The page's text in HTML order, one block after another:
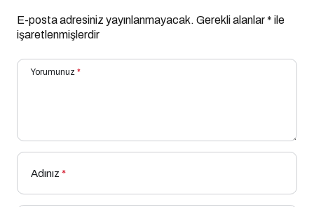
E-posta adresiniz yayınlanmayacak. Gerekli alanlar* ile
işaretlenmişlerdir
Yorumunuz *
Adınız *